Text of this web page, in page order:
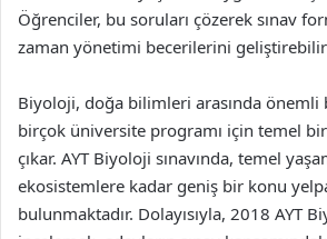
Öğrenciler, bu soruları çözerek sınav
zaman yönetimi becerilerini
Biyoloji, doğa bilimleri arasında
birçok üniversite programı için temel
çıkar. AYT Biyoloji sınavında, temel
ekosistemlere kadar geniş bir konu
bulunmaktadır. Dolayısıyla, 2018 AYT